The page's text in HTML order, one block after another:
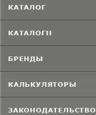
КАТАЛОГ
КАТАЛОГИ
БРЕНДЫ
КАЛЬКУЛЯТОРЫ
ЗАКОНОДАТЕЛЬСТВО